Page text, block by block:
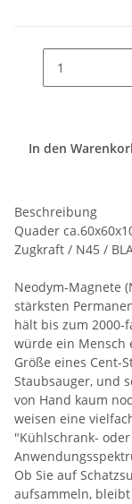
In den
Beschreibung
Quader
Zugkraft / N45 /
Neodym-Magnete
stärksten
hält bis zum 2000-
würde ein Mensch
Größe eines Cent-
Staubsauger, und
von Hand kaum
weisen eine
"Kühlschrank-
Ob Sie auf
aufsammeln,